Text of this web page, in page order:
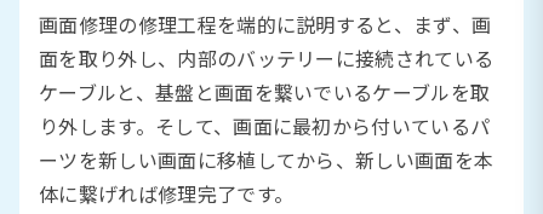
画面修理の修理工程を端的に説明すると、まず、画
面を取り外し、内部のバッテリーに接続されている
ケーブルと、基盤と画面を繋いでいるケーブルを取
り外します。そして、画面に最初から付いているパ
ーツを新しい画面に移植してから、新しい画面を本
体に繋げれば修理完了です。